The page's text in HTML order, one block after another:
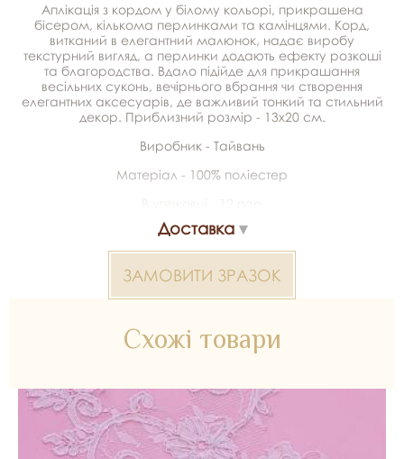
Аплікація з кордом у білому кольорі, прикрашена
бісером, кількома перлинками та камінцями. Корд,
витканий в елегантний малюнок, надає виробу
текстурний вигляд, а перлинки додають ефекту розкоші
та благородства. Вдало підійде для прикрашання
весільних суконь, вечірнього вбрання чи створення
елегантних аксесуарів, де важливий тонкий та стильний
декор. Приблизний розмір - 13х20 см.
Виробник - Тайвань
Матеріал - 100% поліестер
Доставка
ЗАМОВИТИ ЗРАЗОК
Схожі товари